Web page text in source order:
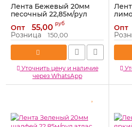
Лента Бежевый 20мм
песочный 22,85м/рул
Артикул: 190825
Опт 55,00 руб
Розница 150,00
Уточнить цену и наличие
через WhatsApp
Опт